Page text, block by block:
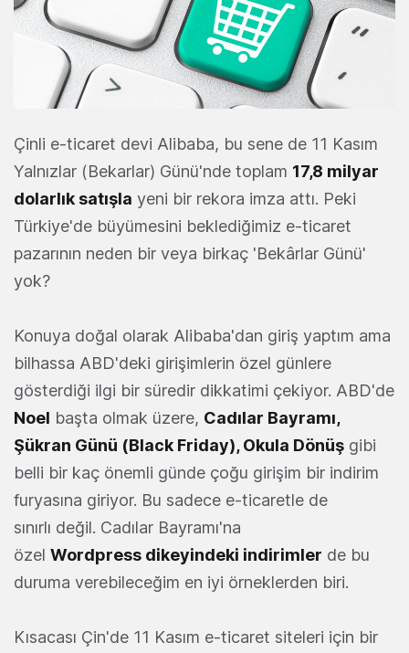
Çinli e-ticaret devi Alibaba, bu sene de 11 Kasım
Yalnızlar (Bekarlar) Günü'nde toplam 17,8 milyar
dolarlık satışla yeni bir rekora imza attı. Peki
Türkiye'de büyümesini beklediğimiz e-ticaret
pazarının neden bir veya birkaç 'Bekârlar Günü'
yok?
Konuya doğal olarak Alibaba'dan giriş yaptım ama
bilhassa ABD'deki girişimlerin özel günlere
gösterdiği ilgi bir süredir dikkatimi çekiyor. ABD'de
Noel başta olmak üzere, Cadılar Bayramı,
Şükran Günü (Black Friday), Okula Dönüş gibi
belli bir kaç önemli günde çoğu girişim bir indirim
furyasına giriyor. Bu sadece e-ticaretle de
sınırlı değil. Cadılar Bayramı'na
özel Wordpress dikeyindeki indirimler de bu
duruma verebileceğim en iyi örneklerden biri.
Kısacası Çin'de 11 Kasım e-ticaret siteleri için bir